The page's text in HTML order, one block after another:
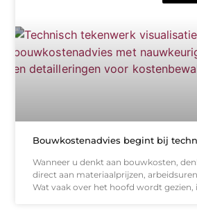
Bouwkostenadvies begint bij
Wanneer u denkt aan bouwkosten,
direct aan materiaalprijzen,
Wat vaak over het hoofd wordt gezien,